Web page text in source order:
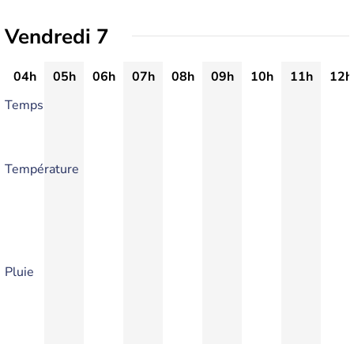
Vendredi 7
04h 05h 06h 07h 08h 09h 10h 11h
12h
Temps
Température
Pluie